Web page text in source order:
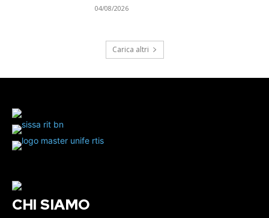
04/08/2026
Carica altri
CHI SIAMO